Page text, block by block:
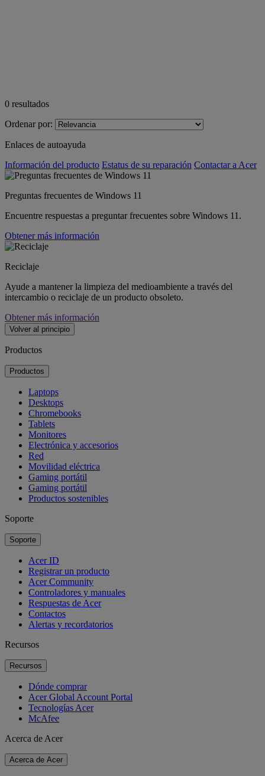
0 resultados
Ordenar por:
Enlaces de autoayuda
Información del producto Estatus de su reparación Contactar a Acer
Preguntas frecuentes de Windows 11
Encuentre respuestas a preguntar frecuentes sobre Windows 11.
Obtener más información
Reciclaje
Ayude a mantener la limpieza del medioambiente a través del
intercambio o reciclaje de un producto obsoleto.
Obtener más información
Volver al principio
Productos
Productos
Laptops
Desktops
Chromebooks
Tablets
Monitores
Electrónica y accesorios
Red
Movilidad eléctrica
Gaming portátil
Gaming portátil
Productos sostenibles
Soporte
Soporte
Acer ID
Registrar un producto
Acer Community
Controladores y manuales
Respuestas de Acer
Contactos
Alertas y recordatorios
Recursos
Recursos
Dónde comprar
Acer Global Account Portal
Tecnologías Acer
McAfee
Acerca de Acer
Acerca de Acer